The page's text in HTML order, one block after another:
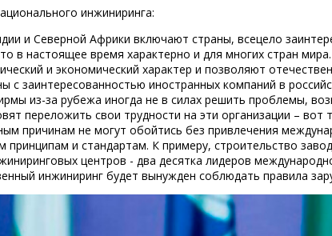
инжиниринга:
и Северной Африки включают страны, всецело
в настоящее время характерно и для многих стран
и экономический характер и позволяют
с заинтересованностью иностранных компаний в
из-за рубежа иногда не в силах решить проблемы,
переложить свои трудности на эти организации –
причинам не могут обойтись без привлечения
и стандартам. К примеру, строительство
центров - два десятка лидеров
инжиниринг будет вынужден соблюдать правила